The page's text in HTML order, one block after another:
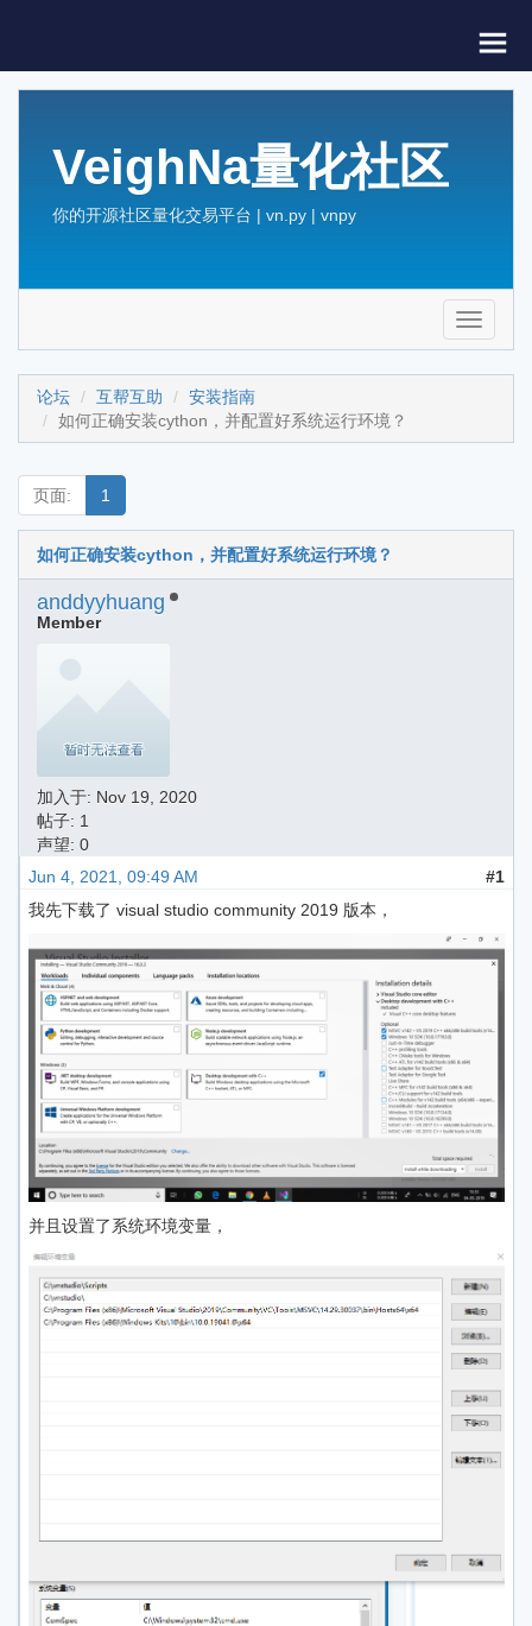
VeighNa量化社区
你的开源社区量化交易平台 | vn.py | vnpy
Toggle
论坛 互帮互助
安装指南
如何正确安装cython，并配置好系统运行环境？
页面: 1
如何正确安装cython，并配置好系统运行环境？
anddyyhuang
Member
加入于: Nov 19, 2020
帖子: 1
声望: 0
Jun 4, 2021, 09:49 AM
#1
我先下载了 visual studio community 2019 版本，
并且设置了系统环境变量，